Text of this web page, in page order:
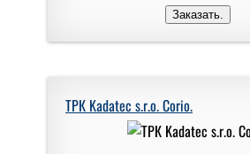
ТРК Kadatec s.r.o. Corio.